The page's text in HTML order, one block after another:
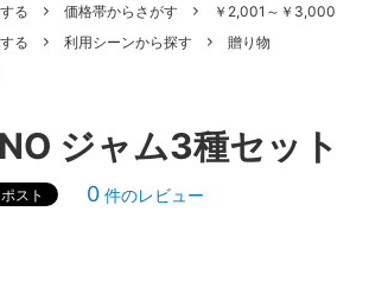
パスタソース
る
価格帯からさがす
￥2,001～￥3,000
る
利用シーンから探す
贈り物
ジャム3種セット
0 件のレビュー